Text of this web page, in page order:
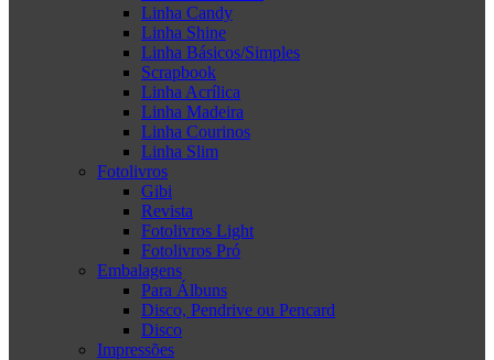
Linha Candy
Linha Shine
Linha Básicos/Simples
Scrapbook
Linha Acrílica
Linha Madeira
Linha Courinos
Linha Slim
Fotolivros
Gibi
Revista
Fotolivros Light
Fotolivros Pró
Embalagens
Para Álbuns
Disco, Pendrive ou Pencard
Disco
Impressões